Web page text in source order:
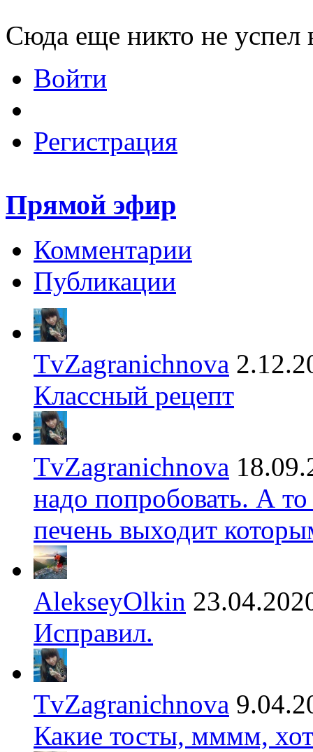
Сюда еще никто не успел
Войти
Регистрация
Прямой эфир
Комментарии
Публикации
TvZagranichnova
Классный рецепт
TvZagranichnova
надо попробовать. А
печень выходит
AlekseyOlkin
Исправил.
TvZagranichnova
Какие тосты, мммм,